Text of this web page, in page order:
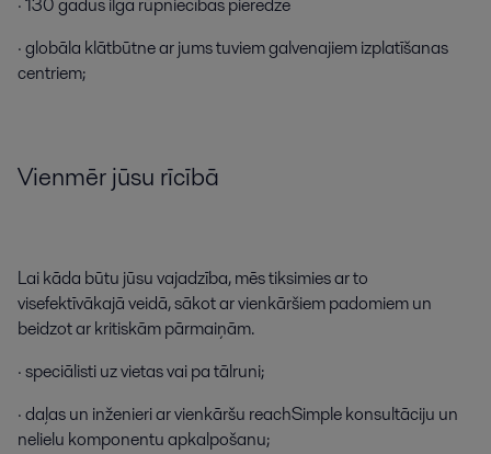
·globāla klātbūtnearjumstuviemgalvenajiemizplatīšanas
centriem;
Vienmērjūsu rīcībā
Laikāda būtu jūsuvajadzība,mēstiksimiesarto
visefektīvākajāveidā,sākotarvienkāršiempadomiemun
beidzotarkritiskāmpārmaiņām.
·speciālistiuzvietasvaipatālruni;
·daļasun inženieriarvienkāršu reachSimplekonsultāciju un
nelielu komponentuapkalpošanu;